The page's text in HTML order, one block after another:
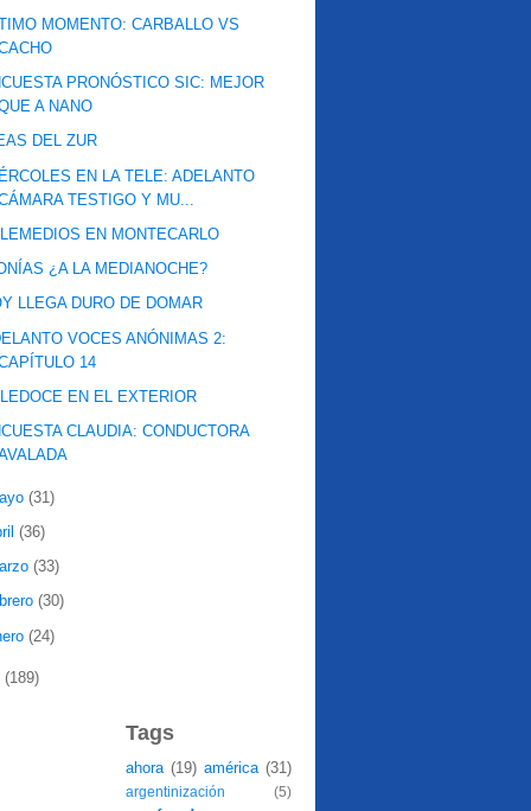
MOMENTO: CARBALLO VS
PRONÓSTICO SIC: MEJOR
A NANO
DEL ZUR
EN LA TELE: ADELANTO
TESTIGO Y MU...
EN MONTECARLO
¿A LA MEDIANOCHE?
LLEGA DURO DE DOMAR
VOCES ANÓNIMAS 2:
14
EN EL EXTERIOR
CLAUDIA: CONDUCTORA
(31)
(36)
(33)
(30)
(24)
(189)
Tags
ahora (19) américa (31)
argentinización (5)